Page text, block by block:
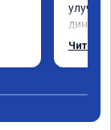
эмоции
Читать